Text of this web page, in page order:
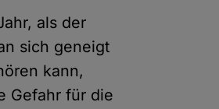
als der
sich geneigt
kann,
Gefahr für die